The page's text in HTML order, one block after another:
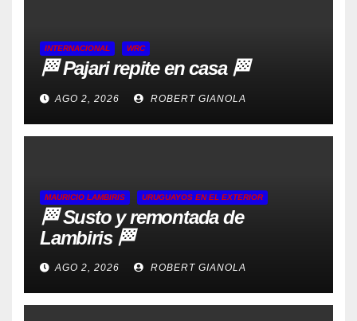
INTERNACIONAL WRC
🏁 Pajari repite en casa 🏁
AGO 2, 2026 ROBERT GIANOLA
MAURICIO LAMBIRIS URUGUAYOS EN EL EXTERIOR
🏁 Susto y remontada de
Lambiris 🏁
AGO 2, 2026 ROBERT GIANOLA